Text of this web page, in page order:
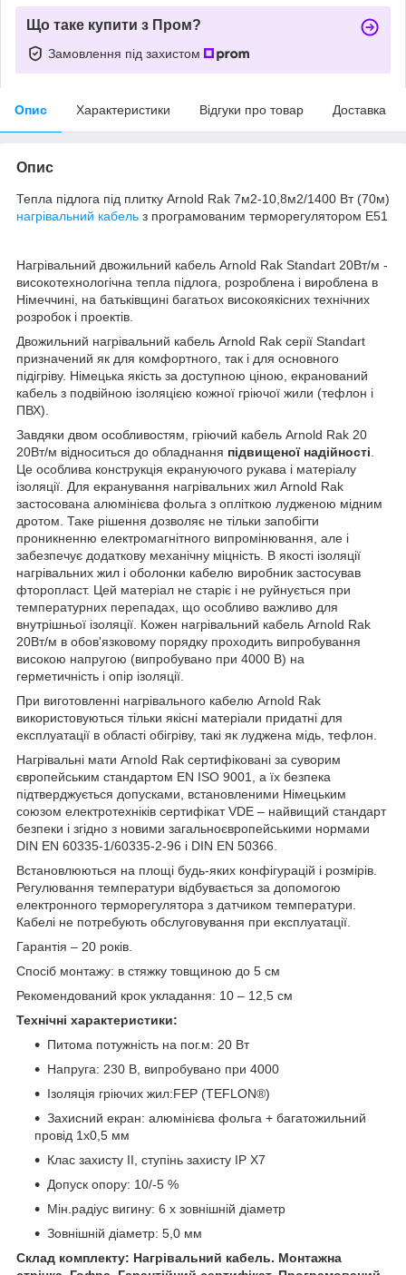
Що таке купити з Пром?
Замовлення під захистом
Опис Характеристики Відгуки про товар Доставка
Опис
Тепла підлога під плитку Arnold Rak 7м2-10,8м2/1400 Вт (70м)
нагрівальний кабель з програмованим терморегулятором E51
Нагрівальний двожильний кабель Arnold Rak Standart 20Вт/м -
високотехнологічна тепла підлога, розроблена і вироблена в
Німеччині, на батьківщині багатьох високоякісних технічних
розробок і проектів.
Двожильний нагрівальний кабель Arnold Rak серії Standart
призначений як для комфортного, так і для основного
підігріву. Німецька якість за доступною ціною, екранований
кабель з подвійною ізоляцією кожної гріючої жили (тефлон і
ПВХ).
Завдяки двом особливостям, гріючий кабель Arnold Rak 20
20Вт/м відноситься до обладнання підвищеної надійності
Це особлива конструкція екрануючого рукава і матеріалу
ізоляції. Для екранування нагрівальних жил Arnold Rak
застосована алюмінієва фольга з опліткою лудженою мідним
дротом. Таке рішення дозволяє не тільки запобігти
проникненню електромагнітного випромінювання, але і
забезпечує додаткову механічну міцність. В якості ізоляції
нагрівальних жил і оболонки кабелю виробник застосував
фторопласт. Цей матеріал не старіє і не руйнується при
температурних перепадах, що особливо важливо для
внутрішньої ізоляції. Кожен нагрівальний кабель Arnold Rak
20Вт/м в обов'язковому порядку проходить випробування
високою напругою (випробувано при 4000 В) на
герметичність і опір ізоляції.
При виготовленні нагрівального кабелю Arnold Rak
використовуються тільки якісні матеріали придатні для
експлуатації в області обігріву, такі як луджена мідь, тефлон.
Нагрівальні мати Arnold Rak сертифіковані за суворим
європейським стандартом EN ISO 9001, а їх безпека
підтверджується допусками, встановленими Німецьким
союзом електротехніків сертифікат VDE – найвищий стандарт
безпеки і згідно з новими загальноєвропейськими нормами
DIN EN 60335-1/60335-2-96 і DIN EN 50366.
Встановлюються на площі будь-яких конфігурацій і розмірів.
Регулювання температури відбувається за допомогою
електронного терморегулятора з датчиком температури.
Кабелі не потребують обслуговування при експлуатації.
Гарантія – 20 років.
Спосіб монтажу: в стяжку товщиною до 5 см
Рекомендований крок укладання: 10 – 12,5 см
Технічні характеристики:
Питома потужність на пог.м: 20 Вт
Напруга: 230 В, випробувано при 4000
Ізоляція гріючих жил:FEP (TEFLON®)
Захисний екран: алюмінієва фольга + багатожильний
провід 1х0,5 мм
Клас захисту II, ступінь захисту IP X7
Допуск опору: 10/-5 %
Мін.радіус вигину: 6 х зовнішній діаметр
Зовнішній діаметр: 5,0 мм
Склад комплекту: Нагрівальний кабель. Монтажна